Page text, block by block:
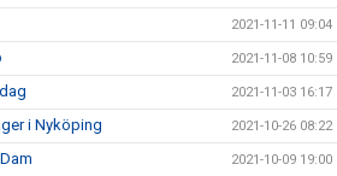
2021-11-11 09:04
2021-11-08 10:59
2021-11-03 16:17
i Nyköping 2021-10-26 08:22
2021-10-09 19:00